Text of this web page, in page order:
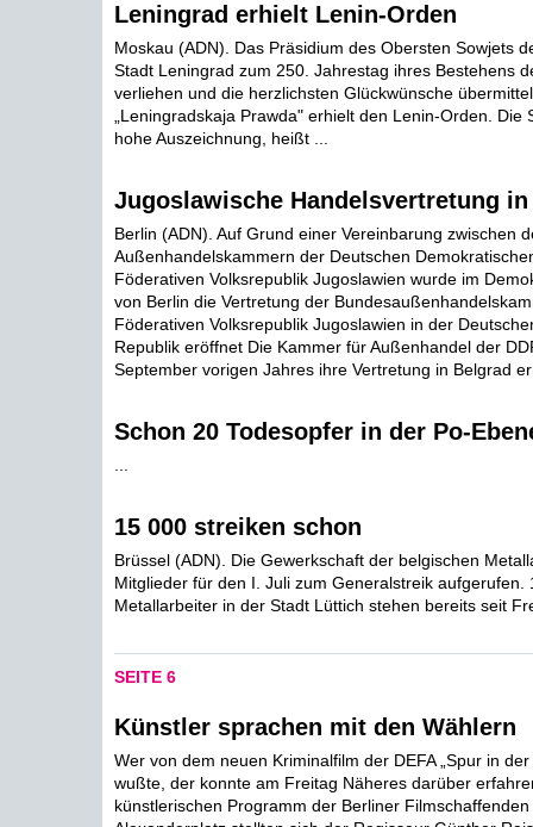
Leningrad erhielt Lenin-Orden
Moskau (ADN). Das Präsidium des Obersten Sowjets
Stadt Leningrad zum 250. Jahrestag ihres Bestehens
verliehen und die herzlichsten Glückwünsche
„Leningradskaja Prawda" erhielt den Lenin-Orden. Die
hohe Auszeichnung, heißt ...
Jugoslawische Handelsvertretung
Berlin (ADN). Auf Grund einer Vereinbarung zwischen
Außenhandelskammern der Deutschen
Föderativen Volksrepublik Jugoslawien wurde im
von Berlin die Vertretung der
Föderativen Volksrepublik Jugoslawien in der
Republik eröffnet Die Kammer für Außenhandel der
September vorigen Jahres ihre Vertretung in Belgrad
Schon 20 Todesopfer in der Po-
15 000 streiken schon
Brüssel (ADN). Die Gewerkschaft der belgischen
Mitglieder für den I. Juli zum Generalstreik aufgerufen.
Metallarbeiter in der Stadt Lüttich stehen bereits seit
SEITE 6
Künstler sprachen mit den Wählern
Wer von dem neuen Kriminalfilm der DEFA „Spur in
wußte, der konnte am Freitag Näheres darüber
künstlerischen Programm der Berliner